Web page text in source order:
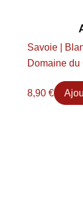
Savoie |
Domaine du
8,90 €